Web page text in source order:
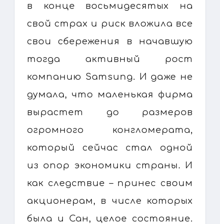
в конце восьмидесятых на
свой страх и риск вложила все
свои сбережения в начавшую
тогда активный рост
компанию Samsung. И даже не
думала, что маленькая фирма
вырастет до размеров
огромного конгломерата,
который сейчас стал одной
из опор экономики страны. И
как следствие – принес своим
акционерам, в числе которых
была и Сан, целое состояние.